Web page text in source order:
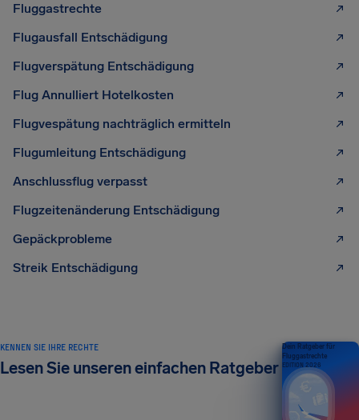
Fluggastrechte
Flugausfall Entschädigung
Flugverspätung Entschädigung
Flug Annulliert Hotelkosten
Flugvespätung nachträglich ermitteln
Flugumleitung Entschädigung
Anschlussflug verpasst
Flugzeitenänderung Entschädigung
Gepäckprobleme
Streik Entschädigung
KENNEN SIE IHRE RECHTE
Lesen Sie unseren einfachen Ratgeber
Dein Ratgeber für
Fluggastrechte
EDITION 2026